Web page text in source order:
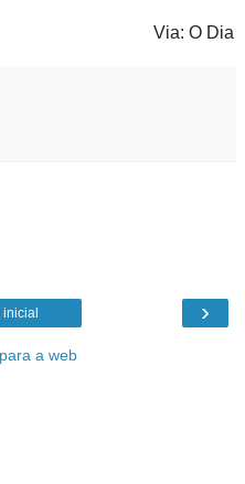
Via: O Dia
›
inicial
a web